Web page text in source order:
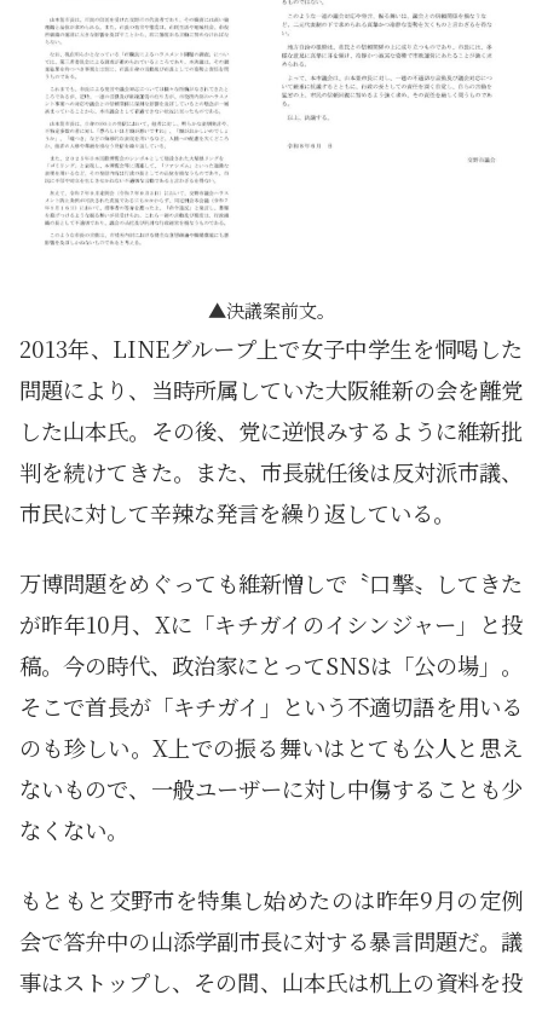
決議案前文。
2013年、LINEグループ上で女子中学生を恫喝した
問題により、当時所属していた大阪維新の会を離党
した山本氏。その後、党に逆恨みするように維新批
判を続けてきた。また、市長就任後は反対派市議、
市民に対して辛辣な発言を繰り返している。
万博問題をめぐっても維新憎しで〝口撃〟してきた
が昨年10月、Xに「キチガイのイシンジャー」と投
稿。今の時代、政治家にとってSNSは「公の場」。
そこで首長が「キチガイ」という不適切語を用いる
のも珍しい。X上での振る舞いはとても公人と思え
ないもので、一般ユーザーに対し中傷することも少
なくない。
もともと交野市を特集し始めたのは昨年9月の定例
会で答弁中の山添学副市長に対する暴言問題だ。議
事はストップし、その間、山本氏は机上の資料を投